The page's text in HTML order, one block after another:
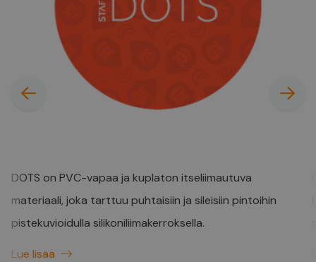
DOTS
DOTS on PVC-vapaa ja kuplaton itseliimautuva
materiaali, joka tarttuu puhtaisiin ja sileisiin pintoihin
pistekuvioidulla silikoniliimakerroksella.
Lue lisää